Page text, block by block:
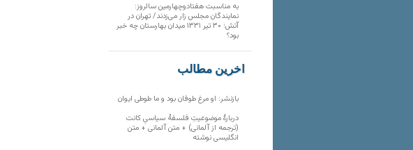
به مناسبت هفتادوچهارمین سالروز:
نمایندگان مجلس زار می‌زدند/ تهران در
آتش؛ ۳۰ تیر ۱۳۳۱ میدان بهارستان چه خبر
بود؟
آخرین مطالب
بازنشر: او مرغ طوفان بود و ما طوطی ایوان
دربارهٔ موضوعیتِ فلسفهٔ سیاسیِ کانت
(ترجمه از آلمانی) + متن آلمانی + متن
انگلیسی نوشته